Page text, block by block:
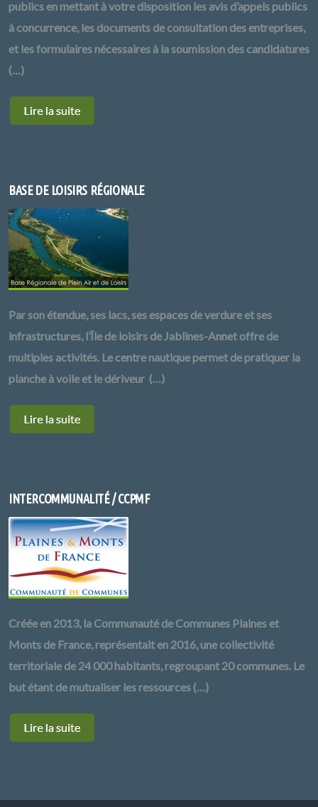
publics en mettant à votre disposition les avis d’appels publics
à concurrence, les documents de consultation des entreprises,
et les formulaires nécessaires à la soumission des candidatures
(…)
BASE DE LOISIRS RÉGIONALE
Par son étendue, ses lacs, ses espaces de verdure et ses
infrastructures, l’Île de loisirs de Jablines-Annet offre de
multiples activités. Le centre nautique permet de pratiquer la
planche à voile et le dériveur (…)
INTERCOMMUNALITÉ / CCPMF
Créée en 2013, la Communauté de Communes Plaines et
Monts de France, représentait en 2016, une collectivité
territoriale de 24 000 habitants, regroupant 20 communes. Le
but étant de mutualiser les ressources (…)